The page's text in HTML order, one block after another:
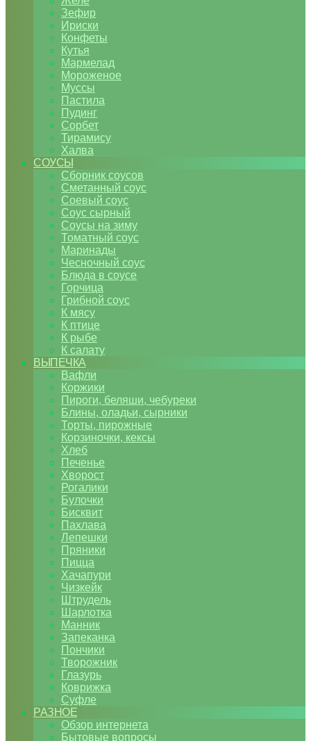
Зефир
Ириски
Конфеты
Кутья
Мармелад
Мороженое
Муссы
Пастила
Пудинг
Сорбет
Тирамису
Халва
СОУСЫ
Сборник соусов
Сметанный соус
Соевый соус
Соус сырный
Соусы на зиму
Томатный соус
Маринады
Чесночный соус
Блюда в соусе
Горчица
Грибной соус
К мясу
К птице
К рыбе
К салату
ВЫПЕЧКА
Вафли
Коржики
Пироги, беляши, чебуреки
Блины, оладьи, сырники
Торты, пирожные
Корзиночки, кексы
Хлеб
Печенье
Хворост
Рогалики
Булочки
Бисквит
Пахлава
Лепешки
Пряники
Пицца
Хачапури
Чизкейк
Штрудель
Шарлотка
Манник
Запеканка
Пончики
Творожник
Глазурь
Коврижка
Суфле
РАЗНОЕ
Обзор интернета
Бытовые вопросы